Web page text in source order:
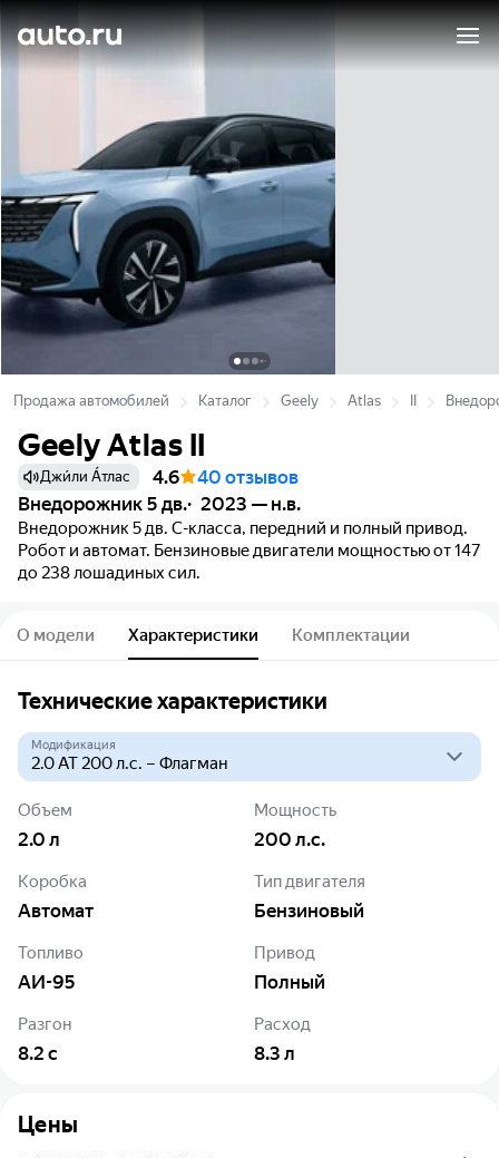
Продажа автомобилей Каталог Geely Atlas
Geely Atlas II
Джи́ли А́тлас 4.6
40 отзывов
Внедорожник 5 дв. 2023 — н.в.
Внедорожник 5 дв. C-класса, передний и полный привод.
Робот и автомат. Бензиновые двигатели мощностью от 147
до 238 лошадиных сил.
О модели Характеристики Комплектации
Технические характеристики
Модификация
Объем
2.0 л
Мощность
200 л.с.
Коробка
Автомат
Тип двигателя
Бензиновый
Топливо
АИ-95
Привод
Полный
Разгон
8.2 с
Расход
8.3 л
Цены